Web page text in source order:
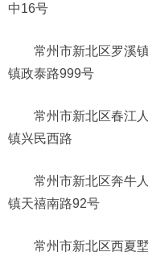
中16号
常州市新北区罗溪
镇政泰路999号
常州市新北区春江
镇兴民西路
常州市新北区奔牛
镇天禧南路92号
常州市新北区西夏